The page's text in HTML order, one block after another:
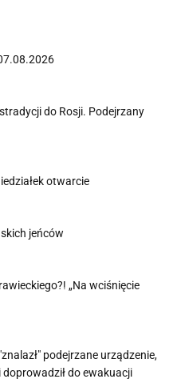
do Rosji. Podejrzany
otwarcie
jeńców
„Na wciśnięcie
podejrzane urządzenie,
doprowadził do ewakuacji